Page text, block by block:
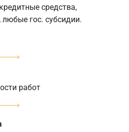
средства,
гос. субсидии.
работ